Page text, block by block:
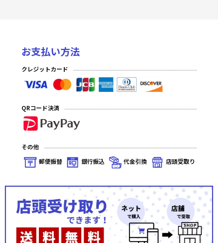
お支払い方法
クレジットカード
QRコード決済
その他
郵便振替
銀行振込 代金引換 店頭受取り